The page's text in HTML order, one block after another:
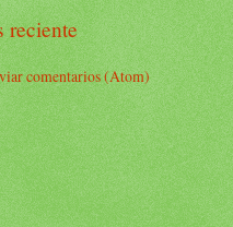
reciente
comentarios (Atom)